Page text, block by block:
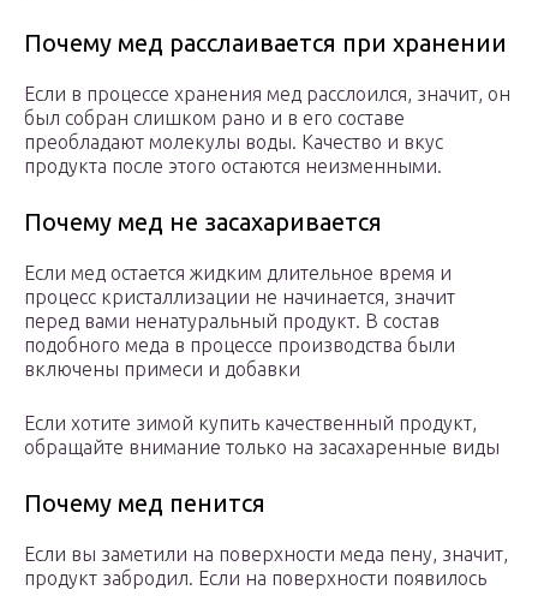
Почему мед расслаивается при хранении
Если в процессе хранения мед расслоился, значит, он
был собран слишком рано и в его составе
преобладают молекулы воды. Качество и вкус
продукта после этого остаются неизменными.
Почему мед не засахаривается
Если мед остается жидким длительное время и
процесс кристаллизации не начинается, значит
перед вами ненатуральный продукт. В состав
подобного меда в процессе производства были
включены примеси и добавки
Если хотите зимой купить качественный продукт,
обращайте внимание только на засахаренные виды
Почему мед пенится
Если вы заметили на поверхности меда пену, значит,
продукт забродил. Если на поверхности появилось